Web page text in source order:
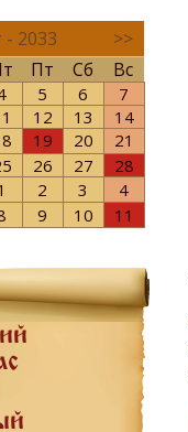
- 2033
>>
Пт Сб Вс
5 6
7
12 13
14
19 20
21
26 27
28
2 3
4
9 10 11